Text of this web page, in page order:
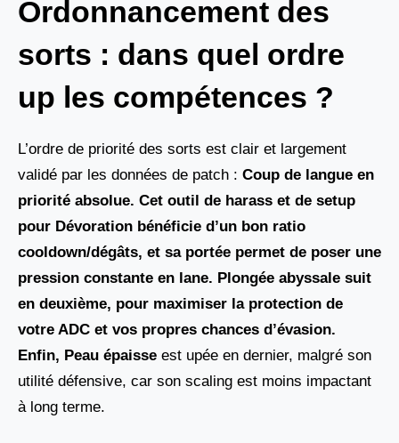
Ordonnancement des
sorts : dans quel ordre
up les compétences ?
L’ordre de priorité des sorts est clair et largement
validé par les données de patch : Coup de langue en
priorité absolue. Cet outil de harass et de setup
pour Dévoration bénéficie d’un bon ratio
cooldown/dégâts, et sa portée permet de poser une
pression constante en lane. Plongée abyssale suit
en deuxième, pour maximiser la protection de
votre ADC et vos propres chances d’évasion.
Enfin, Peau épaisse est upée en dernier, malgré son
utilité défensive, car son scaling est moins impactant
à long terme.